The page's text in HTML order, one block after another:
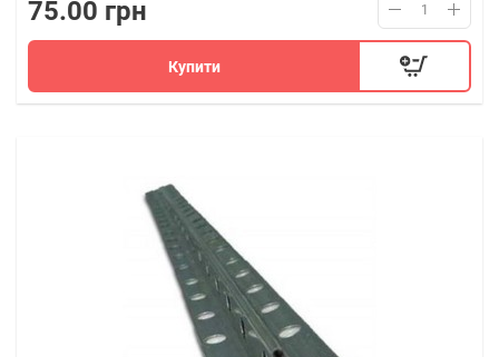
75.00 грн
Купити